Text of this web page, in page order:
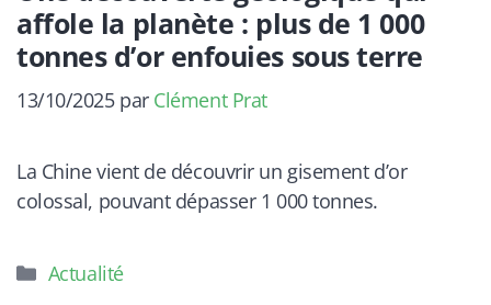
affole la planète : plus de 1 000
tonnes d’or enfouies sous terre
13/10/2025 par Clément Prat
La Chine vient de découvrir un gisement d’or
colossal, pouvant dépasser 1 000 tonnes.
Catégories
Actualité